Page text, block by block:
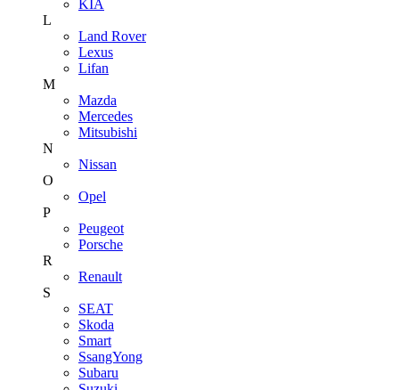
KIA
L
Land Rover
Lexus
Lifan
M
Mazda
Mercedes
Mitsubishi
N
Nissan
O
Opel
P
Peugeot
Porsche
R
Renault
S
SEAT
Skoda
Smart
SsangYong
Subaru